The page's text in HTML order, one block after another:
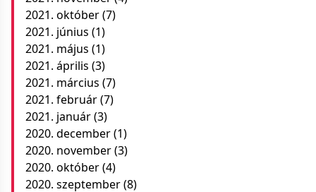
2021. október(7)
2021. június (1)
2021. május (1)
2021. április (3)
2021. március (7)
2021. február(7)
2021. január(3)
2020. december(1)
2020. november(3)
2020. október(4)
2020. szeptember(8)